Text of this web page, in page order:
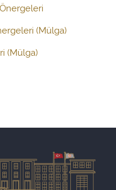
(Mülga)
(Mülga)